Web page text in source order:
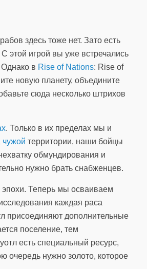
здесь тоже нет. Зато есть
этой игрой вы уже встречались
в Rise of Nations: Rise of
новую планету, объедините
сюда несколько штрихов
. Только в их пределах мы и
чужой территории, наши бойцы
обмундирования и
нужно брать снабженцев.
Теперь мы осваиваем
каждая раса
присоединяют дополнительные
поселение, тем
есть специальный ресурс,
очередь нужно золото, которое